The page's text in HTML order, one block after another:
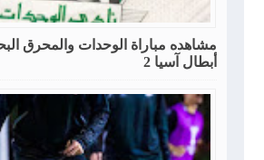
مشاهده مباراة الوحدات والمحرق
أبطال آسيا 2